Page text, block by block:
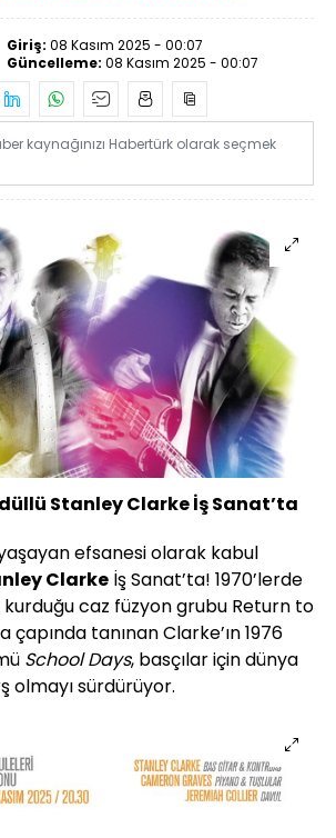
Giriş: 08 Kasım 2025 - 00:07
Güncelleme: 08 Kasım 2025 - 00:07
kaynağınızı Habertürk olarak seçmek
Stanley Clarke İş Sanat’ta
efsanesi olarak kabul
Clarke İş Sanat’ta! 1970’lerde
kurduğu caz füzyon grubu Return to
çapında tanınan Clarke’ın 1976
School Days, basçılar için dünya
olmayı sürdürüyor.